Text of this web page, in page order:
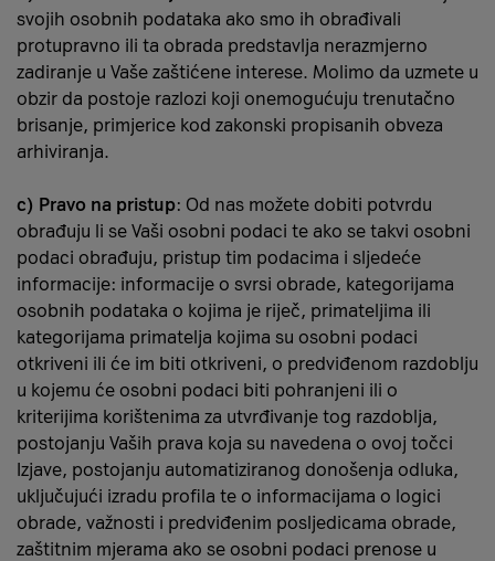
svojih osobnih podataka ako smo ih obrađivali
protupravno ili ta obrada predstavlja nerazmjerno
zadiranje u Vaše zaštićene interese. Molimo da uzmete u
obzir da postoje razlozi koji onemogućuju trenutačno
brisanje, primjerice kod zakonski propisanih obveza
arhiviranja.
c) Pravo na pristup: Od nas možete dobiti potvrdu
obrađuju li se Vaši osobni podaci te ako se takvi osobni
podaci obrađuju, pristup tim podacima i sljedeće
informacije: informacije o svrsi obrade, kategorijama
osobnih podataka o kojima je riječ, primateljima ili
kategorijama primatelja kojima su osobni podaci
otkriveni ili će im biti otkriveni, o predviđenom razdoblju
u kojemu će osobni podaci biti pohranjeni ili o
kriterijima korištenima za utvrđivanje tog razdoblja,
postojanju Vaših prava koja su navedena o ovoj točci
Izjave, postojanju automatiziranog donošenja odluka,
uključujući izradu profila te o informacijama o logici
obrade, važnosti i predviđenim posljedicama obrade,
zaštitnim mjerama ako se osobni podaci prenose u